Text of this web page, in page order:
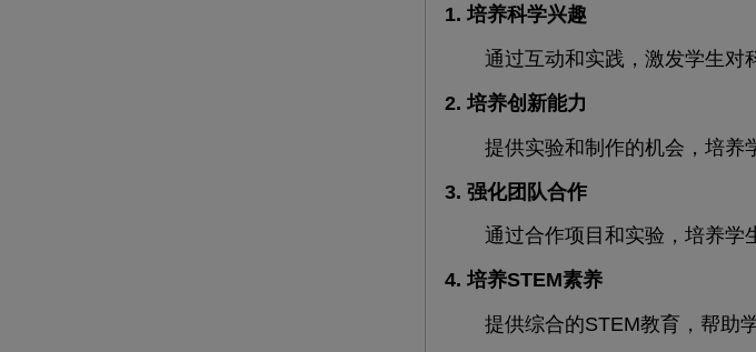
1. 培养科学兴趣
通过互动和实践，激发学生对科
2. 培养创新能力
提供实验和制作的机会，培养学
3. 强化团队合作
通过合作项目和实验，培养学生
4. 培养STEM素养
提供综合的STEM教育，帮助学